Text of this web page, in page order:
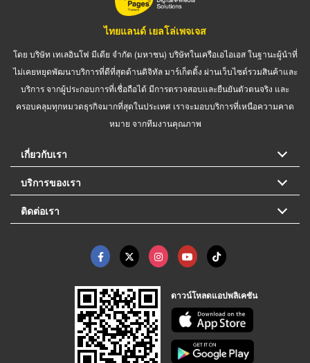
ไทยแลนด์ เยลโล่เพจเจส
โดย บริษัท เทเลอินโฟ มีเดีย จำกัด (มหาชน) บริษัทในเครือเอไอเอส ในฐานะผู้นำที่
ไม่เคยหยุดพัฒนาบริการที่ดีที่สุดด้านดิจิทัล มาร์เก็ตติ้ง ผ่านเว็บไซต์รวมสินค้าและ
บริการ จากผู้ประกอบการที่เชื่อถือได้ มีการตรวจสอบและยืนยันตัวตนจริง และ
ครอบคลุมทุกหมวดธุรกิจมากที่สุดในประเทศ เราจะมอบบริการที่เหนือความคาด
หมาย จากทีมงานคุณภาพ
เกี่ยวกับเรา
บริการของเรา
ติดต่อเรา
ดาวน์โหลดแอปพลิเคชัน